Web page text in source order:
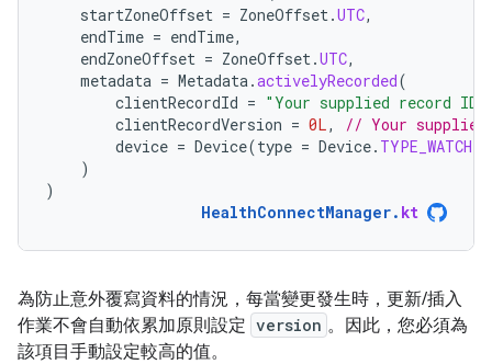
startZoneOffset = ZoneOffset.UTC,
endTime = endTime,
endZoneOffset = ZoneOffset.UTC,
metadata = Metadata.activelyRecorded(
clientRecordId = "Your supplied record ID"
clientRecordVersion = 0L,
// Your
device = Device(type = Device. TYPE_WATCH
)
)
HealthConnectManager. kt
為防止意外覆寫資料的情況，每當變更發生時，更新/插入
作業不會自動依累加原則設定 version 。因此，您必須為
該項目手動設定較高的值。